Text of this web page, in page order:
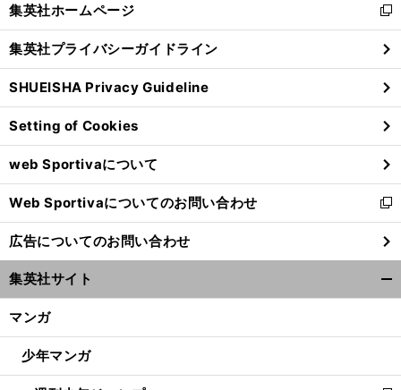
閉
る
集英社ホームページ
新
し
い
ウ
ィ
ン
ド
ウ
で
開
く
集英社プライバシーガイドライン
SHUEISHA Privacy Guideline
Setting of Cookies
web Sportivaについて
Web Sportivaについてのお問い合わせ
新
し
い
ウ
ィ
ン
ウ
開
広告についてのお問い合わせ
集英社サイト
マンガ
少年マンガ